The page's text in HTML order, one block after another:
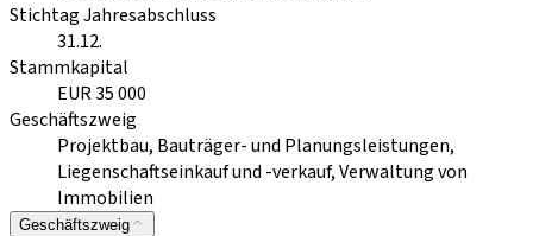
Stichtag Jahresabschluss
31.12.
Stammkapital
EUR 35 000
Geschäftszweig
Projektbau, Bauträger- und Planungsleistungen,
Liegenschaftseinkauf und -verkauf, Verwaltung von
Immobilien
Geschäftszweig